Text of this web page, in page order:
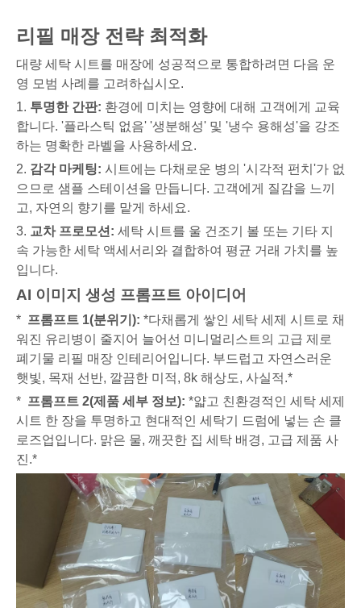
리필 매장 전략 최적화
대량 세탁 시트를 매장에 성공적으로 통합하려면 다음 운
영 모범 사례를 고려하십시오.
1. 투명한 간판: 환경에 미치는 영향에 대해 고객에게 교육
합니다. '플라스틱 없음' '생분해성' 및 '냉수 용해성'을 강조
하는 명확한 라벨을 사용하세요.
2. 감각 마케팅: 시트에는 다채로운 병의 '시각적 펀치'가 없
으므로 샘플 스테이션을 만듭니다. 고객에게 질감을 느끼
고, 자연의 향기를 맡게 하세요.
3. 교차 프로모션: 세탁 시트를 울 건조기 볼 또는 기타 지
속 가능한 세탁 액세서리와 결합하여 평균 거래 가치를 높
입니다.
AI 이미지 생성 프롬프트 아이디어
* 프롬프트 1(분위기): *다채롭게 쌓인 세탁 세제 시트로 채
워진 유리병이 줄지어 늘어선 미니멀리스트의 고급 제로
폐기물 리필 매장 인테리어입니다. 부드럽고 자연스러운
햇빛, 목재 선반, 깔끔한 미적, 8k 해상도, 사실적.*
* 프롬프트 2(제품 세부 정보): *얇고 친환경적인 세탁 세제
시트 한 장을 투명하고 현대적인 세탁기 드럼에 넣는 손 클
로즈업입니다. 맑은 물, 깨끗한 집 세탁 배경, 고급 제품 사
진.*